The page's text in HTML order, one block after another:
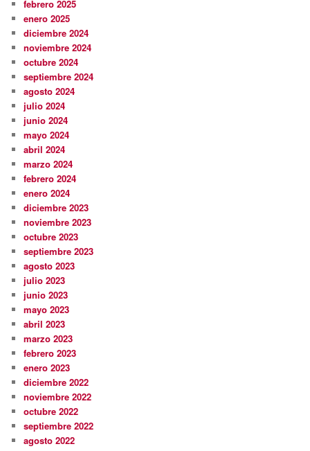
febrero 2025
enero 2025
diciembre 2024
noviembre 2024
octubre 2024
septiembre 2024
agosto 2024
julio 2024
junio 2024
mayo 2024
abril 2024
marzo 2024
febrero 2024
enero 2024
diciembre 2023
noviembre 2023
octubre 2023
septiembre 2023
agosto 2023
julio 2023
junio 2023
mayo 2023
abril 2023
marzo 2023
febrero 2023
enero 2023
diciembre 2022
noviembre 2022
octubre 2022
septiembre 2022
agosto 2022